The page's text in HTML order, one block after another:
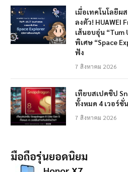
เมื่อเทคโนโลยีผ
ลงตัว! HUAWEI
เส้นอบอุ่น
พิเศษ “Space
ฟัง
7 สิงหาคม 2026
เทียบสเปคชิป
ทั้งหมด 4 เวอร์ชั่
7 สิงหาคม 2026
มือถือรุ่นยอดนิยม